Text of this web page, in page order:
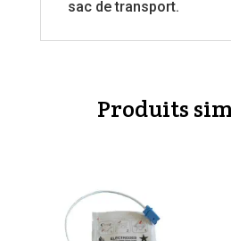
sac de transport.
Produits